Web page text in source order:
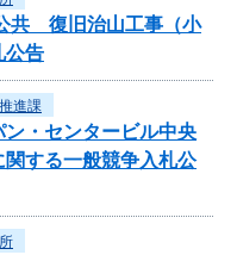
共 復旧治山工事（小
公告
進課
ン・センタービル中央
する一般競争入札公